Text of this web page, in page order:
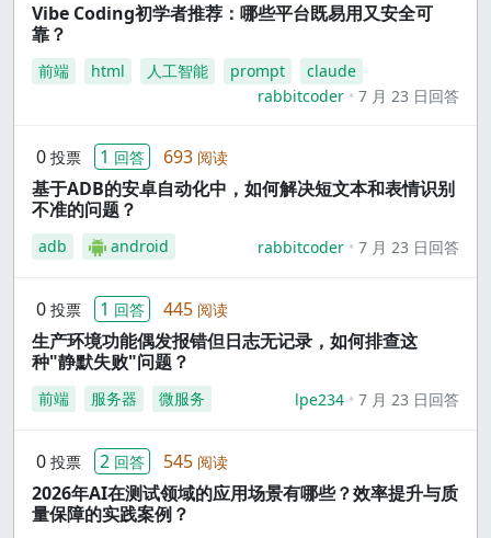
Vibe Coding初学者推荐：哪些平台既易用又安全可
靠？
前端 html 人工智能 prompt
claude
rabbitcoder
7 月 23 日回答
0 投票 1 回答 693 阅读
基于ADB的安卓自动化中，如何解决短文本和表情识别
不准的问题？
adb android rabbitcoder 7 月 23 日回答
0 投票 1 回答 445 阅读
生产环境功能偶发报错但日志无记录，如何排查这
种"静默失败"问题？
前端 服务器 微服务 lpe234 7 月 23 日回答
0 投票 2 回答 545 阅读
2026年AI在测试领域的应用场景有哪些？效率提升与质
量保障的实践案例？